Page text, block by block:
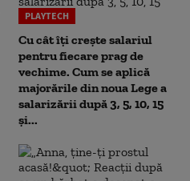
PLAYTECH
Cu cât îți crește salariul
pentru fiecare prag de
vechime. Cum se aplică
majorările din noua Lege a
salarizării după 3, 5, 10, 15
și...